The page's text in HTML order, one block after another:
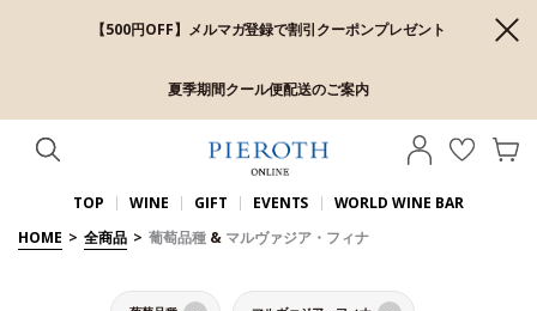
【500円OFF】メルマガ登録で割引クーポンプレゼント
夏季期間クール便配送のご案内
TOP WINE GIFT EVENTS
WORLD WINE BAR
HOME > 全商品 > 葡萄品種& マルヴァジア・フィナ